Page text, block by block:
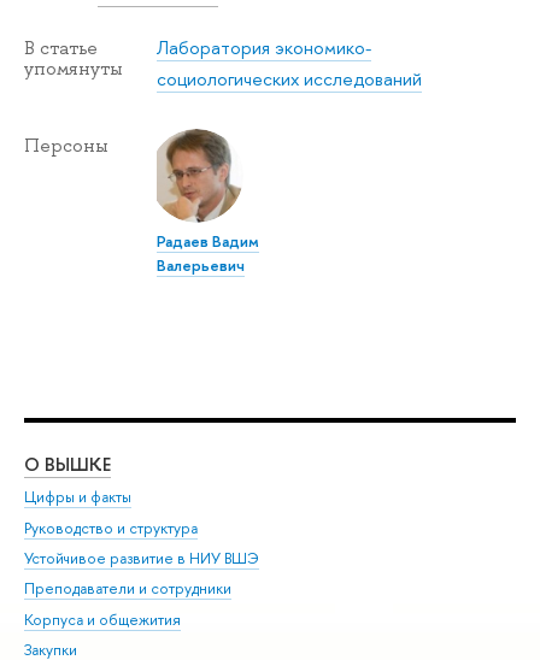
В статье
упомянуты
Лаборатория экономико-
социологических исследований
Персоны
Радаев Вадим
Валерьевич
О ВЫШКЕ
Цифры и факты
Руководство и структура
Устойчивое развитие в НИУ ВШЭ
Преподаватели и сотрудники
Корпуса и общежития
Закупки